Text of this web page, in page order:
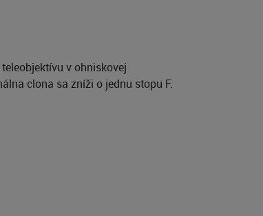
v ohniskovej
clona sa zníži o jednu stopu F.